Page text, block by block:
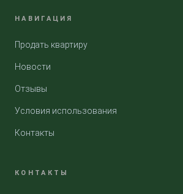
НАВИГАЦИЯ
Продать квартиру
Новости
Отзывы
Условия использования
Контакты
КОНТАКТЫ